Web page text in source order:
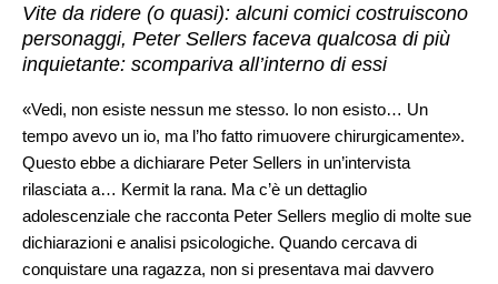
Vite da ridere (o quasi): alcuni comici costruiscono
personaggi, Peter Sellers faceva qualcosa di più
inquietante: scompariva all’interno di essi
«Vedi, non esiste nessun me stesso. Io non esisto… Un
tempo avevo un io, ma l’ho fatto rimuovere chirurgicamente».
Questo ebbe a dichiarare Peter Sellers in un’intervista
rilasciata a… Kermit la rana. Ma c’è un dettaglio
adolescenziale che racconta Peter Sellers meglio di molte sue
dichiarazioni e analisi psicologiche. Quando cercava di
conquistare una ragazza, non si presentava mai davvero